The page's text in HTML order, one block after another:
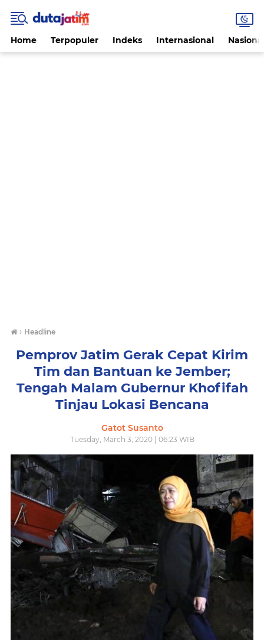
Home Terpopuler Indeks Internasional
› Headline
Pemprov Jatim Gerak Cepat Kirim
Tim dan Bantuan ke Jember;
Tengah Malam Gubernur Khofifah
Tinjau Lokasi Bencana
Gatot Susanto
Tuesday, March 3, 2020 | 06:23 WIB